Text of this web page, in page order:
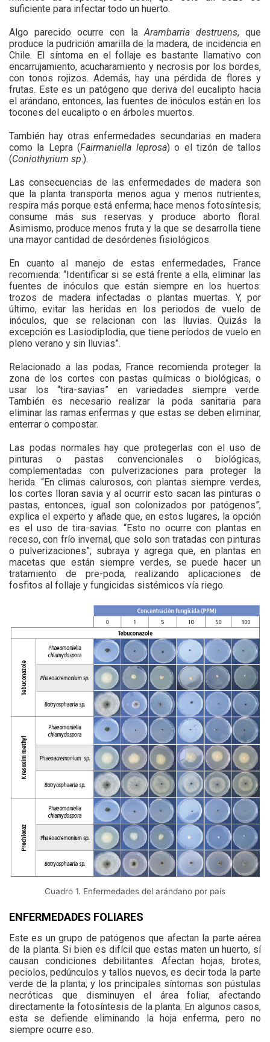
suficiente para infectar todo un huerto.
Algo parecido ocurre con laArambarria destruens, que
produce la pudrición amarilla de la madera, de incidencia en
Chile. El síntoma en el follaje es bastante llamativo con
encarrujamiento, acucharamiento y necrosis por los bordes,
con tonos rojizos. Además, hay una pérdida de flores y
frutas. Este es un patógeno que deriva del eucalipto hacia
el arándano, entonces, las fuentes de inóculos están en los
tocones del eucalipto o en árboles muertos.
También hay otras enfermedades secundarias en madera
como la Lepra (Fairmaniella leprosa) o el tizón de tallos
(Coniothyrium sp.).
Las consecuencias de las enfermedades de madera son
que la planta transporta menos agua y menos nutrientes;
respira más porque está enferma; hace menos fotosíntesis;
consume más sus reservas y produce aborto floral.
Asimismo, produce menos fruta y la que se desarrolla tiene
una mayor cantidad de desórdenes fisiológicos.
En cuanto al manejo de estas enfermedades, France
recomienda: “Identificar si se está frente a ella, eliminar las
fuentes de inóculos que están siempre en los huertos:
trozos de madera infectadas o plantas muertas. Y, por
último, evitar las heridas en los periodos de vuelo de
inóculos, que se relacionan con las lluvias. Quizás la
excepción es Lasiodiplodia, que tiene períodos de vuelo en
pleno verano y sin lluvias”.
Relacionado a las podas, France recomienda proteger la
zona de los cortes con pastas químicas o biológicas, o
usar los “tira-savias” en variedades siempre verde.
También es necesario realizar la poda sanitaria para
eliminar las ramas enfermas y que estas se deben eliminar,
enterrar o compostar.
Las podas normales hay que protegerlas con el uso de
pinturas o pastas convencionales o biológicas,
complementadas con pulverizaciones para proteger la
herida. “En climas calurosos, con plantas siempre verdes,
los cortes lloran savia y al ocurrir esto sacan las pinturas o
pastas, entonces, igual son colonizados por patógenos”,
explica el experto y añade que, en estos lugares, la opción
es el uso de tira-savias. “Esto no ocurre con plantas en
receso, con frío invernal, que solo son tratadas con pinturas
o pulverizaciones”, subraya y agrega que, en plantas en
macetas que están siempre verdes, se puede hacer un
tratamiento de pre-poda, realizando aplicaciones de
fosfitos al follaje y fungicidas sistémicos vía riego.
Cuadro 1. Enfermedades del arándano por país
ENFERMEDADES FOLIARES
Este es un grupo de patógenos que afectan la parte aérea
de la planta. Si bien es difícil que estas maten un huerto, sí
causan condiciones debilitantes. Afectan hojas, brotes,
peciolos, pedúnculos y tallos nuevos, es decir toda la parte
verde de la planta; y los principales síntomas son pústulas
necróticas que disminuyen el área foliar, afectando
directamente la fotosíntesis de la planta. En algunos casos,
esta se defiende eliminando la hoja enferma, pero no
siempre ocurre eso.